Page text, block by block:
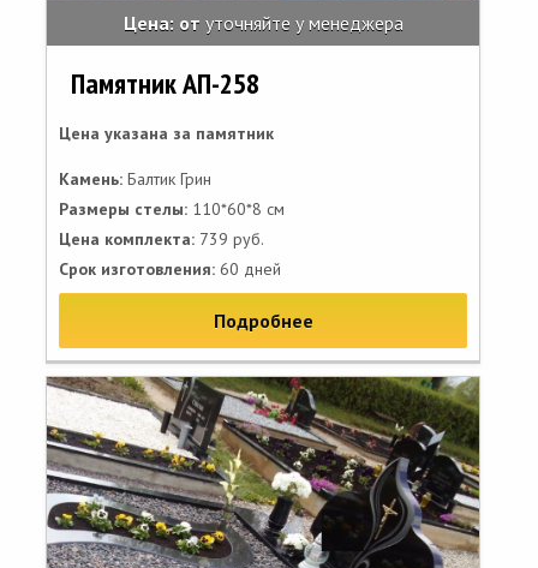
Цена: от уточняйте у менеджера
Памятник АП-258
Цена указана за памятник
Камень: Балтик Грин
Размеры стелы: 110*60*8 см
Цена комплекта: 739 руб.
Срок изготовления: 60 дней
Подробнее